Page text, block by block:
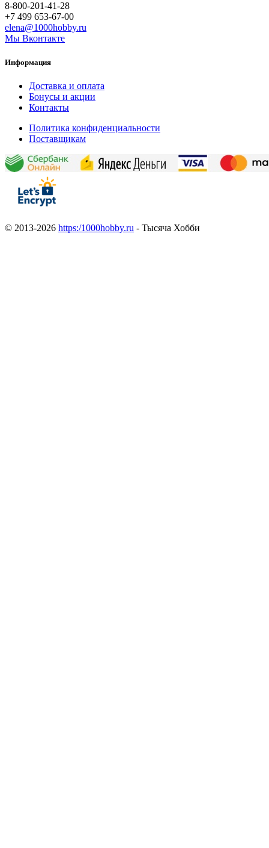
8-800-201-41-28
+7 499 653-67-00
elena@1000hobby.ru
Мы Вконтакте
Информация
Доставка и оплата
Бонусы и акции
Контакты
Политика конфиденциальности
Поставщикам
© 2013-2026 https:/1000hobby.ru - Тысяча Хобби